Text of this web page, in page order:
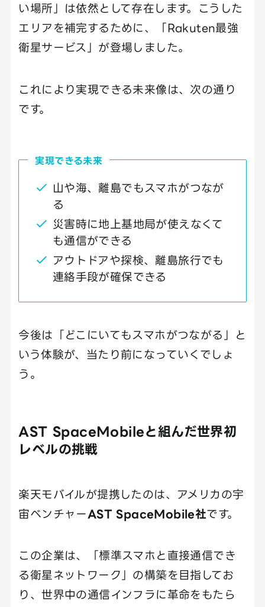
い場所」は依然として存在します。こうした
エリアを補完するために、「Rakuten最強
衛星サービス」が登場しました。
これにより実現できる未来像は、次の通り
です。
実現できる未来
山や海、離島でもスマホがつなが
る
災害時に地上基地局が使えなくて
も通信ができる
アウトドアや探検、離島旅行でも
連絡手段が確保できる
今後は「どこにいてもスマホがつながる」と
いう体験が、当たり前になっていくでしょ
う。
AST SpaceMobileと組んだ世界初
レベルの挑戦
楽天モバイルが提携したのは、アメリカの宇
宙ベンチャーAST SpaceMobile社です。
この企業は、「標準スマホと直接通信でき
る衛星ネットワーク」の構築を目指してお
り、世界中の通信インフラに革命をもたら